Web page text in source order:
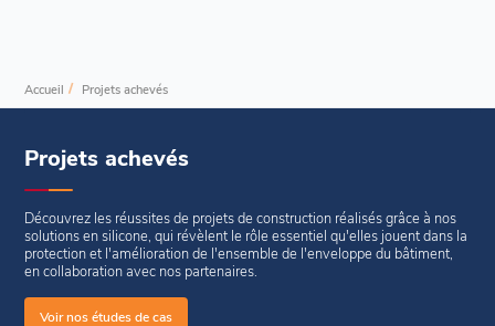
Accueil / Projets achevés
Projets achevés
Découvrez les réussites de projets de construction réalisés grâce à nos
solutions en silicone, qui révèlent le rôle essentiel qu'elles jouent dans la
protection et l'amélioration de l'ensemble de l'enveloppe du bâtiment,
en collaboration avec nos partenaires.
Voir nos études de cas